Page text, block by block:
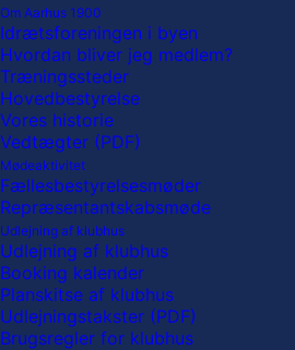
Om Aarhus 1900
Idrætsforeningen i byen
Hvordan bliver jeg medlem?
Træningssteder
Hovedbestyrelse
Vores historie
Vedtægter (PDF)
Mødeaktivitet
Fællesbestyrelsesmøder
Repræsentantskabsmøde
Udlejning af klubhus
Udlejning af klubhus
Booking kalender
Planskitse af klubhus
Udlejningstakster (PDF)
Brugsregler for klubhus
Ældreidræt 08:30-
13:30